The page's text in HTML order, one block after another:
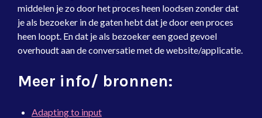
middelen je zo door het proces heen loodsen zonder dat
je als bezoeker in de gaten hebt dat je door een proces
heen loopt. En dat je als bezoeker een goed gevoel
overhoudt aan de conversatie met de website/applicatie.
Meer info/ bronnen:
Adapting to input